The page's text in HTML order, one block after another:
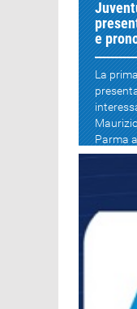
e
La
Parma